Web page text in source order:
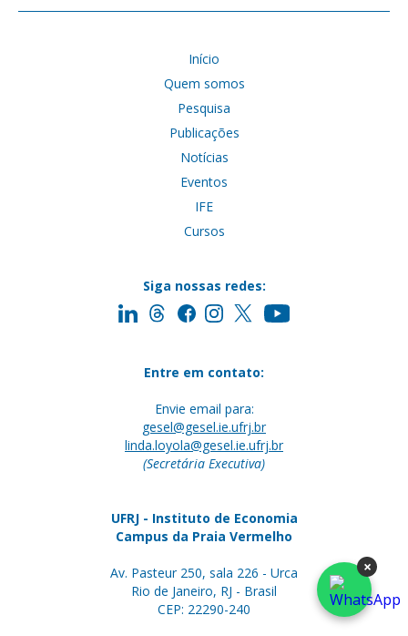
Início
Quem somos
Pesquisa
Publicações
Notícias
Eventos
IFE
Cursos
Siga nossas redes:
Entre em contato:
Envie email para:
gesel@gesel.ie.ufrj.br
linda.loyola@gesel.ie.ufrj.br
(Secretária Executiva)
UFRJ - Instituto de Economia
Campus da Praia Vermelho
Av. Pasteur 250, sala 226 - Urca
Rio de Janeiro, RJ - Brasil
CEP: 22290-240
×